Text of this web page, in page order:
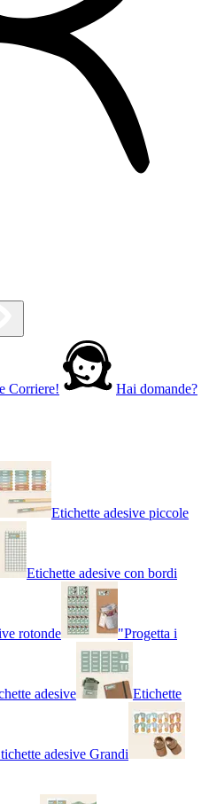
Corriere!
Hai domande?
Etichette adesive piccole
Etichette adesive con bordi
rotonde "Progetta i
adesive Etichette
adesive Grandi